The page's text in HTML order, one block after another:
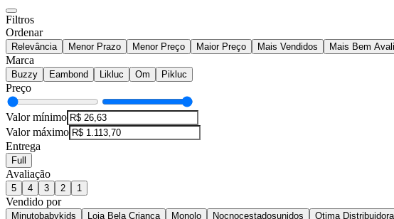
Filtros
Ordenar
Relevância Menor Prazo Menor Preço Maior Preço Mais Vendidos Mais Bem
Marca
Buzzy Eambond Likluc Om Pikluc
Preço
Valor mínimo
Valor máximo
Entrega
Full
Avaliação
5 4 3 2 1
Vendido por
Minutobabykids Loja Bela Criança Monolo Nocnocestadosunidos Otima Distribuidora